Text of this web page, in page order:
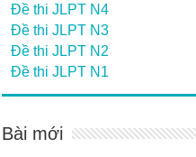
Đề thi JLPT N4
Đề thi JLPT N3
Đề thi JLPT N2
Đề thi JLPT N1
Bài mới